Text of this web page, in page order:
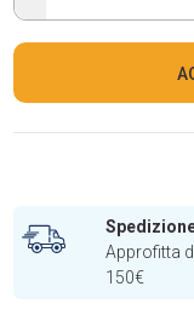
Approfitta
150€